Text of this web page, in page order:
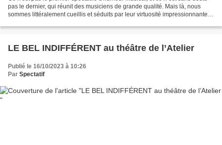
pas le dernier, qui réunit des musiciens de grande qualité. Mais là, nous
sommes littéralement cueillis et séduits par leur virtuosité impressionnante. «
LE BEL INDIFFÉRENT au théâtre de l’Atelier
Publié le 16/10/2023 à 10:26
Par Spectatif